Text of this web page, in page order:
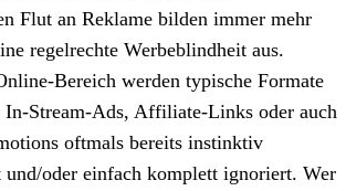
Flut an Reklame bilden immer mehr
regelrechte Werbeblindheit aus.
Bereich werden typische Formate
In-Stream-Ads, Affiliate-Links oder auch
oftmals bereits instinktiv
oder einfach komplett ignoriert. Wer